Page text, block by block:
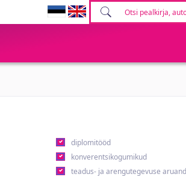
diplomitööd
konverentsikogumikud
teadus- ja arengutegevuse